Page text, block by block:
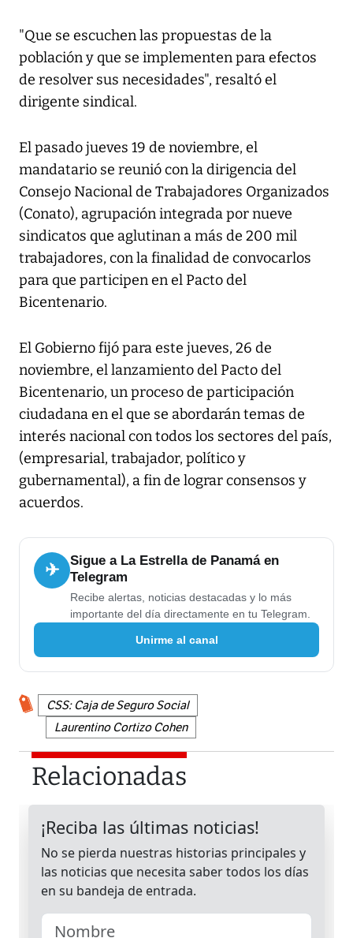
"Que se escuchen las propuestas de la
población y que se implementen para efectos
de resolver sus necesidades", resaltó el
dirigente sindical.
El pasado jueves 19 de noviembre, el
mandatario se reunió con la dirigencia del
Consejo Nacional de Trabajadores Organizados
(Conato), agrupación integrada por nueve
sindicatos que aglutinan a más de 200 mil
trabajadores, con la finalidad de convocarlos
para que participen en el Pacto del
Bicentenario.
El Gobierno fijó para este jueves, 26 de
noviembre, el lanzamiento del Pacto del
Bicentenario, un proceso de participación
ciudadana en el que se abordarán temas de
interés nacional con todos los sectores del país,
(empresarial, trabajador, político y
gubernamental), a fin de lograr consensos y
acuerdos.
✈
Sigue a La Estrella de Panamá en
Telegram
Recibe alertas, noticias destacadas y lo más
importante del día directamente en tu Telegram.
Unirme al canal
CSS: Caja de Seguro Social
Laurentino Cortizo Cohen
Relacionadas